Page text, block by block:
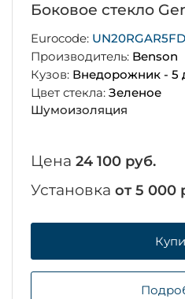
Боковое стекло
Eurocode:
Производитель: Benson
Кузов: Внедорожник - 5
Цвет стекла: Зеленое
Шумоизоляция
Цена 24 100 руб.
Установка от 5 000